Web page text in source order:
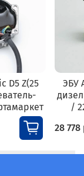
D5 Z(25
ЭБУ
/
28 778